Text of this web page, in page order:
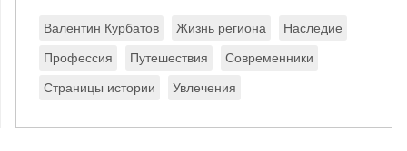
Валентин Курбатов Жизнь региона Наследие
Профессия Путешествия Современники
Страницы истории Увлечения